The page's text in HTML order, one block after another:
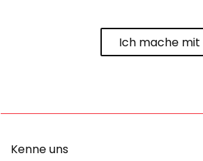
Ich mache mit
Kenne uns